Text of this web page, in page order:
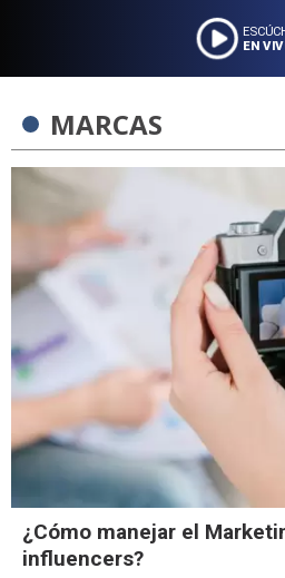
EN
MARCAS
¿Cómo manejar el
influencers?